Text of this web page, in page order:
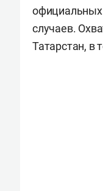
официальных
случаев.
Татарстан, в